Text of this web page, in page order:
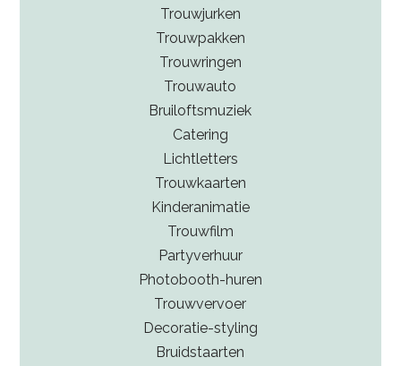
Trouwjurken
Trouwpakken
Trouwringen
Trouwauto
Bruiloftsmuziek
Catering
Lichtletters
Trouwkaarten
Kinderanimatie
Trouwfilm
Partyverhuur
Photobooth-huren
Trouwvervoer
Decoratie-styling
Bruidstaarten